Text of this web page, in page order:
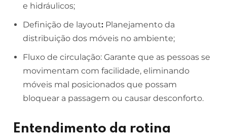
e hidráulicos;
Definição de layout: Planejamento da
distribuição dos móveis no ambiente;
Fluxo de circulação: Garante que as pessoas se
movimentam com facilidade, eliminando
móveis mal posicionados que possam
bloquear a passagem ou causar desconforto.
Entendimento da rotina